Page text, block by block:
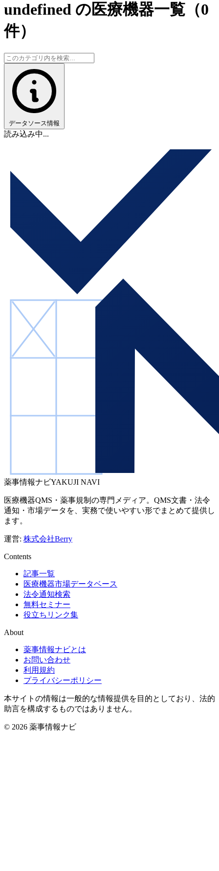
undefined の医療機器一覧 （0
件）
データソース情報
読み込み中...
薬事情報ナビYAKUJI NAVI
医療機器QMS・薬事規制の専門メディア。QMS文書・法令
通知・市場データを、実務で使いやすい形でまとめて提供し
ます。
運営: 株式会社Berry
Contents
記事一覧
医療機器市場データベース
法令通知検索
無料セミナー
役立ちリンク集
About
薬事情報ナビとは
お問い合わせ
利用規約
プライバシーポリシー
本サイトの情報は一般的な情報提供を目的としており、法的
助言を構成するものではありません。
© 2026 薬事情報ナビ